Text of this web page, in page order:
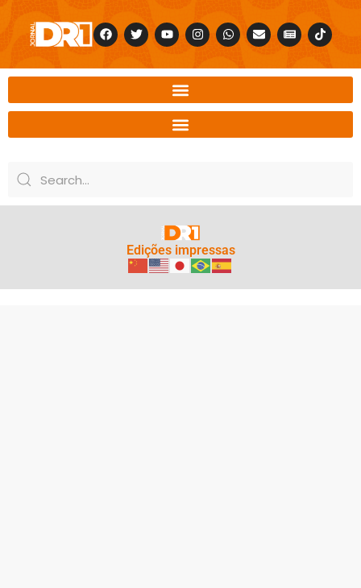
Edições impressas